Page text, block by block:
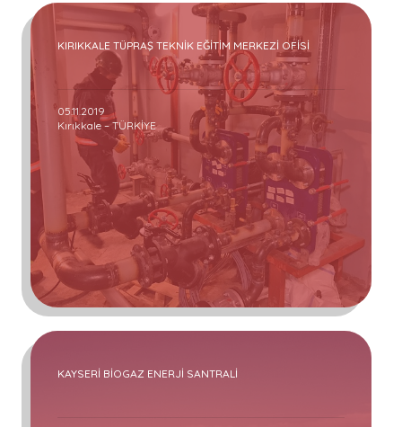
KIRIKKALE TÜPRAŞ TEKNİK EĞİTİM MERKEZİ OFİSİ
05.11.2019
Kırıkkale – TÜRKİYE
KAYSERİ BİOGAZ ENERJİ SANTRALİ